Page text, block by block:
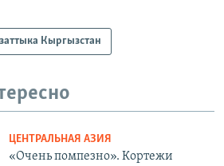
Кыргызстан
ЦЕНТРАЛЬНАЯ АЗИЯ
«Очень помпезно». Кортежи